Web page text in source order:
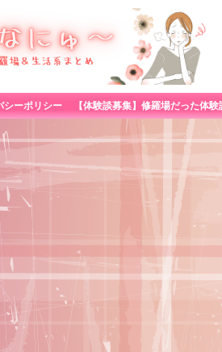
シーポリシー